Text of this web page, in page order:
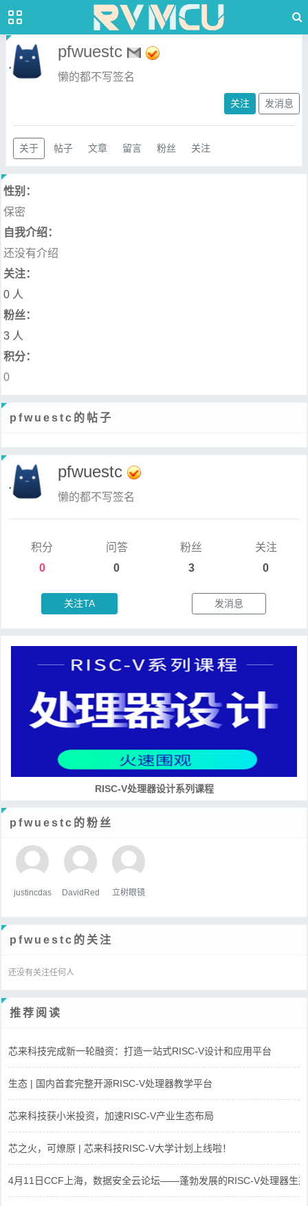
pfwuestc
懒的都不写签名
关注 发消息
关于 帖子 文章 留言 粉丝 关注
性别：
保密
自我介绍：
还没有介绍
关注：
0 人
粉丝：
3 人
积分：
0
pfwuestc的帖子
pfwuestc
懒的都不写签名
积分
0
问答
0
粉丝
3
关注
0
关注TA 发消息
RISC-V处理器设计系列课程
pfwuestc的粉丝
justincdas DavidRed 立树眼镜
pfwuestc的关注
还没有关注任何人
推荐阅读
芯来科技完成新一轮融资：打造一站式RISC-V设计和应用平台
生态 | 国内首套完整开源RISC-V处理器教学平台
芯来科技获小米投资，加速RISC-V产业生态布局
芯之火，可燎原 | 芯来科技RISC-V大学计划上线啦！
4月11日CCF上海，数据安全云论坛——蓬勃发展的RISC-V处理器生态